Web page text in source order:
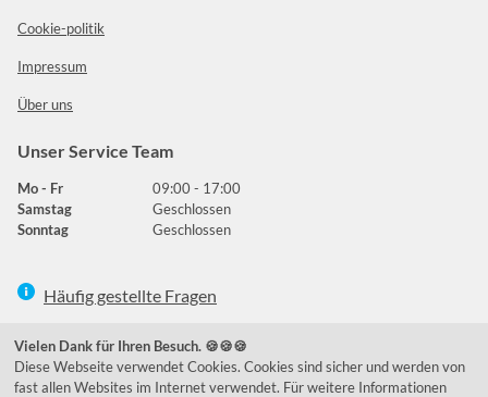
Cookie-politik
Impressum
Über uns
Unser Service Team
Mo - Fr
09:00 - 17:00
Samstag
Geschlossen
Sonntag
Geschlossen
Häufig gestellte Fragen
039292 - 678215
de@lumidora.com
Vielen Dank für Ihren Besuch. 🍪🍪🍪
Diese Webseite verwendet Cookies. Cookies sind sicher und werden von
fast allen Websites im Internet verwendet. Für weitere Informationen